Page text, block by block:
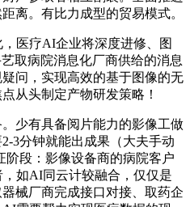
离。有比力成型的贸易模式。
疗AI企业将深度进修、图
取病院消息化厂商供给的消息
问，实现高效的基于图像的无
从头制定产物研发策略！
有具备阅片能力的影像工做
3分钟就能出成果（大夫手动
阶段：影像设备商的病院客户
如AI同云计较融合，仅仅是
械厂商完成接口对接、取药企